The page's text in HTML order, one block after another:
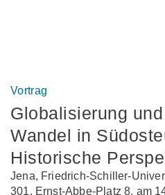
Vortrag
Globalisierung
Wandel in
Historische
Jena, Friedrich-Schiller-
301, Ernst-Abbe-Platz 8, am